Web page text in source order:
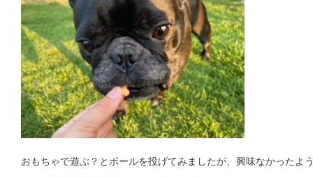
おもちゃで遊ぶ？とボールを投げてみましたが、興味なかったよ